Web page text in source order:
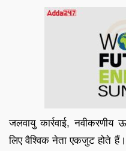
जलवायु कार्रवाई,
लिए वैश्विक नेता एकजुट होते हैं।